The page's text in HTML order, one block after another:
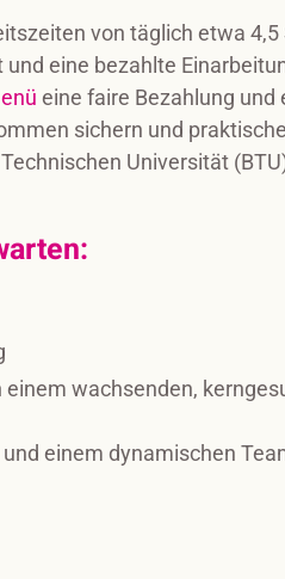
von täglich etwa
eine bezahlte
eine faire Bezahlung
sichern und
Universität
wachsenden,
einem dynamischen